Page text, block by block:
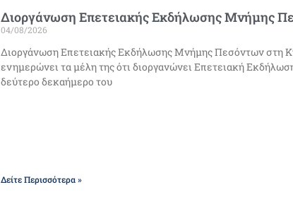
Διοργάνωση Επετειακής Εκδήλωσης Μνήμης
04/08/2026
Διοργάνωση Επετειακής Εκδήλωσης Μνήμης Πεσόντων
ενημερώνει τα μέλη της ότι διοργανώνει Επετειακή
δεύτερο δεκαήμερο του
Δείτε Περισσότερα »